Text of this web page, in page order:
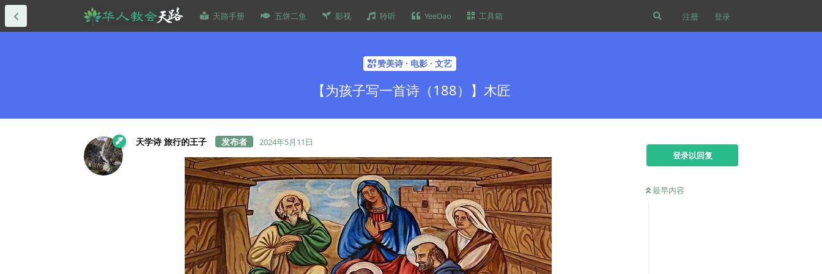
天路手册 五饼二鱼 影视 聆听 YeeDao 工具箱 注册 登录
赞美诗 · 电影 · 文艺
【为孩子写一首诗（188）】木匠
登录以回复
最早内容
天学诗 旅行的王子 2024年5月11日